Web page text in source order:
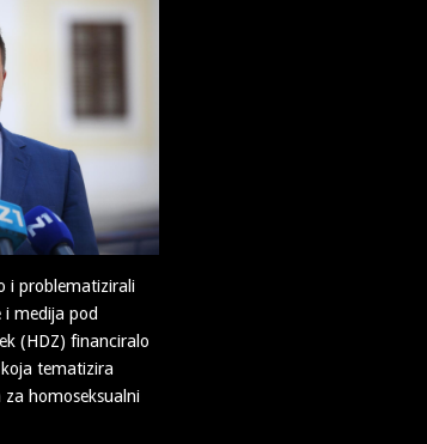
i problematizirali
i medija pod
(HDZ) financiralo
koja tematizira
homoseksualni